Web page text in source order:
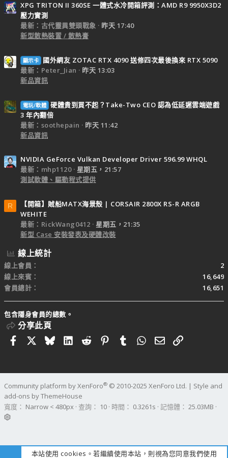
XPG TRITON II 360SE 一體式水冷開箱評測：AMD R9 9950X3D2
壓力實測
最新：古代靈異雙頭戰象
昨天 17:40
新型散熱裝置 / 散熱膏
顯示卡
國外網友 ZOTAC RTX 4090 送修四次最後換來 RTX 5090
最新：Peter_Jian
昨天 13:03
新品資訊
電玩/軟體 硬體貴到買不起？Take-Two CEO 認為低延遲雲端遊戲
3 年內翻倍
最新：soothepain
昨天 11:42
新品資訊
NVIDIA GeForce Vulkan Developer Driver 596.99 WHQL
最新：mhp1120
星期五，21:57
測試軟體、驅動程式提供
R
【開箱】賊船MATX海景殼 | CORSAIR 2800X RS-R ARGB
WEHITE
最新：RickWang0412
星期五，21:35
新型 Case 安裝發表及硬體改裝
線上統計
線上會員
2
線上來賓
16,649
會員總計
16,651
包含隱身會員的總數。
分享此頁
FacebookBlueskyLinkedIn
RedditPinterestTumblrWhatsApp
電子郵件
連結
Community platform by XenForo® © 2010-2025 XenForo Ltd. | Style and
add-ons by ThemeHouse
寬度
查詢 10 時間 0.3261s 記憶體 25.03MB
本站使用 cookies。若繼續使用本站，則視為您同意我們使用